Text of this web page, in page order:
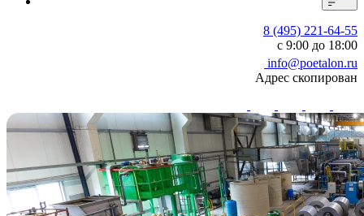
8 (495) 221-64-55
с 9:00 до 18:00
info@poetalon.ru
Адрес скопирован